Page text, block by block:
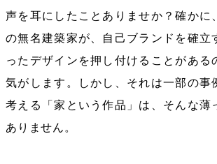
声を耳にしたことありませか？確かに
の無名建築家が、自己ブランドを確立
ったデザインを押し付けることがある
気がします。しかし、それは一部の事
考える「家という作品」は、そんな薄
ありません。